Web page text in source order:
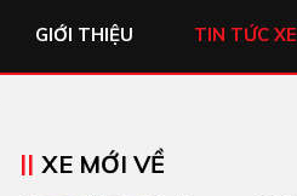
GIỚI THIỆU TIN TỨC XE
XE MỚI VỀ